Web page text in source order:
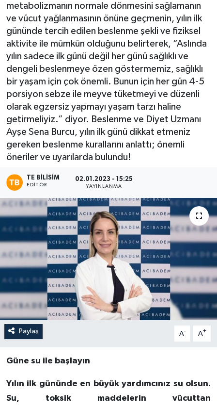
metabolizmanın normale dönmesini sağlamanın
ve vücut yağlanmasının önüne geçmenin, yılın ilk
gününde tercih edilen beslenme şekli ve fiziksel
aktivite ile mümkün olduğunu belirterek, “Aslında
yılın sadece ilk günü değil her günü sağlıklı ve
dengeli beslenmeye özen göstermemiz, sağlıklı
bir yaşam için çok önemli. Bunun için her gün 4-5
porsiyon sebze ile meyve tüketmeyi ve düzenli
olarak egzersiz yapmayı yaşam tarzı haline
getirmeliyiz.” diyor. Beslenme ve Diyet Uzmanı
Ayşe Sena Burcu, yılın ilk günü dikkat etmeniz
gereken beslenme kurallarını anlattı; önemli
öneriler ve uyarılarda bulundu!
TE BILISIM
EDITÖR
02.01.2023 - 15:25
YAYINLANMA
Paylaş A- A+
Güne su ile başlayın
Yılın ilk gününde en büyük yardımcınız su olsun.
Su, toksik maddelerin vücuttan